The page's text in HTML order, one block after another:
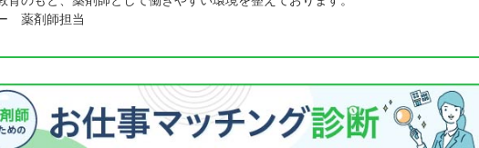
薬剤師担当